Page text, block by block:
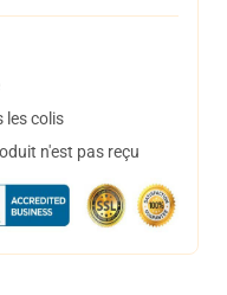
les colis
n'est pas reçu